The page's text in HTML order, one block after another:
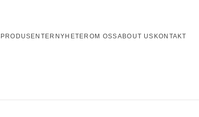
PRODUSENTER NYHETER OM OSSABOUT US KONTAKT